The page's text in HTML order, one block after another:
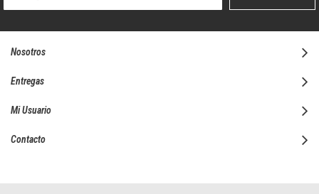
boletín
Nosotros
Entregas
Mi Usuario
Contacto